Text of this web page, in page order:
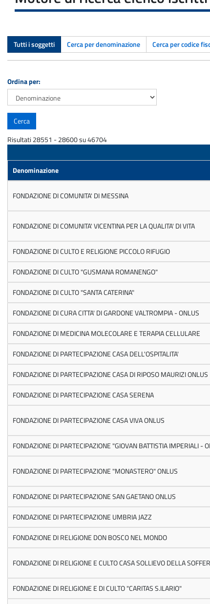
Tutti i soggetti Cerca per denominazione Cerca per codice
Ordina per:
Risultati 28551 - 28600 su 46704
Denominazione
FONDAZIONE DI COMUNITA' DI MESSINA
FONDAZIONE DI COMUNITA' VICENTINA PER LA QUALITA' DI VITA
FONDAZIONE DI CULTO E RELIGIONE PICCOLO RIFUGIO
FONDAZIONE DI CULTO "GUSMANA ROMANENGO"
FONDAZIONE DI CULTO "SANTA CATERINA"
FONDAZIONE DI CURA CITTA' DI GARDONE VALTROMPIA - ONLUS
FONDAZIONE DI MEDICINA MOLECOLARE E TERAPIA CELLULARE
FONDAZIONE DI PARTECIPAZIONE CASA DELL'OSPITALITA'
FONDAZIONE DI PARTECIPAZIONE CASA DI RIPOSO MAURIZI ONLUS
FONDAZIONE DI PARTECIPAZIONE CASA SERENA
FONDAZIONE DI PARTECIPAZIONE CASA VIVA ONLUS
FONDAZIONE DI PARTECIPAZIONE "GIOVAN BATTISTIA IMPERIALI -
FONDAZIONE DI PARTECIPAZIONE "MONASTERO" ONLUS
FONDAZIONE DI PARTECIPAZIONE SAN GAETANO ONLUS
FONDAZIONE DI PARTECIPAZIONE UMBRIA JAZZ
FONDAZIONE DI RELIGIONE DON BOSCO NEL MONDO
FONDAZIONE DI RELIGIONE E CULTO CASA SOLLIEVO DELLA
FONDAZIONE DI RELIGIONE E DI CULTO "CARITAS S.ILARIO"